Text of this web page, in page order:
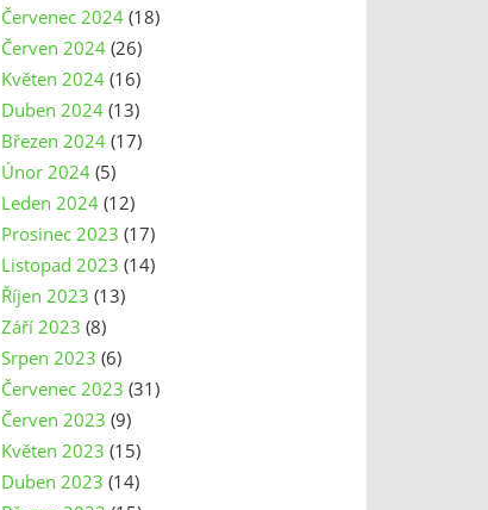
Červenec 2024 (18)
Červen 2024 (26)
Květen 2024 (16)
Duben 2024 (13)
Březen 2024 (17)
Únor 2024 (5)
Leden 2024 (12)
Prosinec 2023 (17)
Listopad 2023 (14)
Říjen 2023 (13)
Září 2023 (8)
Srpen 2023 (6)
Červenec 2023 (31)
Červen 2023 (9)
Květen 2023 (15)
Duben 2023 (14)